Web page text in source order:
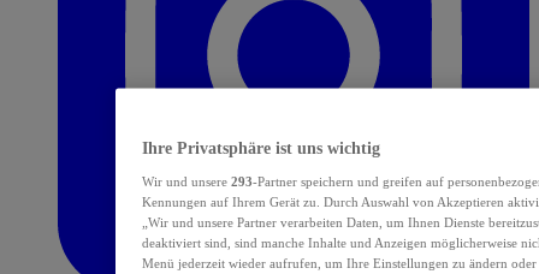
Ihre Privatsphäre ist uns wichtig
Wir und unsere 293-Partner speichern und greifen auf
Kennungen auf Ihrem Gerät zu. Durch Auswahl von Akzeptieren
„Wir und unsere Partner verarbeiten Daten, um Ihnen Dienste
deaktiviert sind, sind manche Inhalte und Anzeigen möglicherweise
Menü jederzeit wieder aufrufen, um Ihre Einstellungen zu ändern